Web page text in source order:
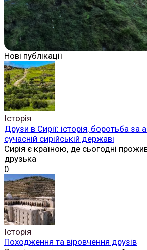
Нові публікації
Історія
Друзи в Сирії: історія, боротьба за
сучасній сирійській державі
Сирія є країною, де сьогодні
друзька
0
Історія
Походження та віровчення друзів